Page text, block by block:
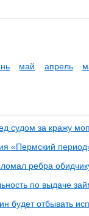
май апрель
судом за кражу
«Пермский
ребра
по выдаче
будет отбывать